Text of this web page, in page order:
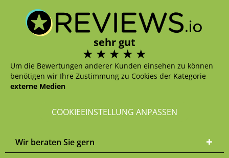
sehr gut
Um die Bewertungen anderer Kunden einsehen zu können
benötigen wir Ihre Zustimmung zu Cookies der Kategorie
externe Medien
COOKIEEINSTELLUNG ANPASSEN
Wir beraten Sie gern